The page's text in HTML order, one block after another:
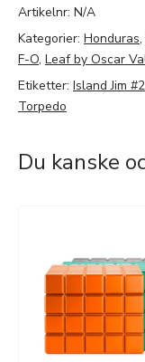
Artikelnr: N/A
Kategorier: Honduras,
F-O, Leaf by Oscar
Etiketter: Island Jim #2
Torpedo
Du kanske